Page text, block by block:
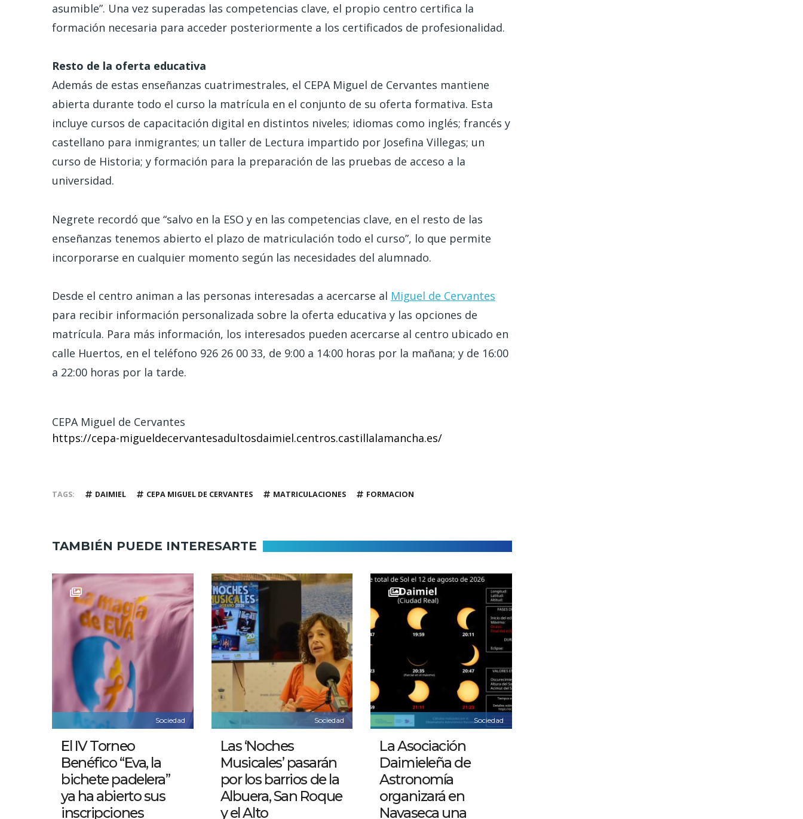
asumible”. Una vez superadas las competencias clave, el propio centro certifica la
formación necesaria para acceder posteriormente a los certificados de profesionalidad.
Resto de la oferta educativa
Además de estas enseñanzas cuatrimestrales, el CEPA Miguel de Cervantes mantiene
abierta durante todo el curso la matrícula en el conjunto de su oferta formativa. Esta
incluye cursos de capacitación digital en distintos niveles; idiomas como inglés; francés y
castellano para inmigrantes; un taller de Lectura impartido por Josefina Villegas; un
curso de Historia; y formación para la preparación de las pruebas de acceso a la
universidad.
Negrete recordó que “salvo en la ESO y en las competencias clave, en el resto de las
enseñanzas tenemos abierto el plazo de matriculación todo el curso”, lo que permite
incorporarse en cualquier momento según las necesidades del alumnado.
Desde el centro animan a las personas interesadas a acercarse al Miguel de Cervantes
para recibir información personalizada sobre la oferta educativa y las opciones de
matrícula. Para más información, los interesados pueden acercarse al centro ubicado en
calle Huertos, en el teléfono 926 26 00 33, de 9:00 a 14:00 horas por la mañana; y de 16:00
a 22:00 horas por la tarde.
CEPA Miguel de Cervantes
https://cepa-migueldecervantesadultosdaimiel.centros.castillalamancha.es/
TAGS DAIMIEL CEPA MIGUEL DE CERVANTES MATRICULACIONES FORMACION
TAMBIÉN PUEDE INTERESARTE
Sociedad
El IV Torneo
Benéfico “Eva, la
bichete padelera”
ya ha abierto sus
inscripciones
Sociedad
Las ‘Noches
Musicales’ pasarán
por los barrios de la
Albuera, San Roque
y el Alto
Sociedad
La Asociación
Daimieleña de
Astronomía
organizará en
Navaseca una